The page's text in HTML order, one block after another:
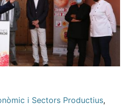
i Sectors Productius,